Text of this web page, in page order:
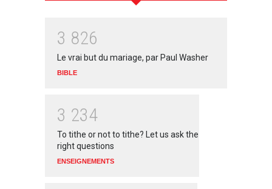
3 826
Le vrai but du mariage, par Paul Washer
BIBLE
3 234
To tithe or not to tithe? Let us ask the
right questions
ENSEIGNEMENTS